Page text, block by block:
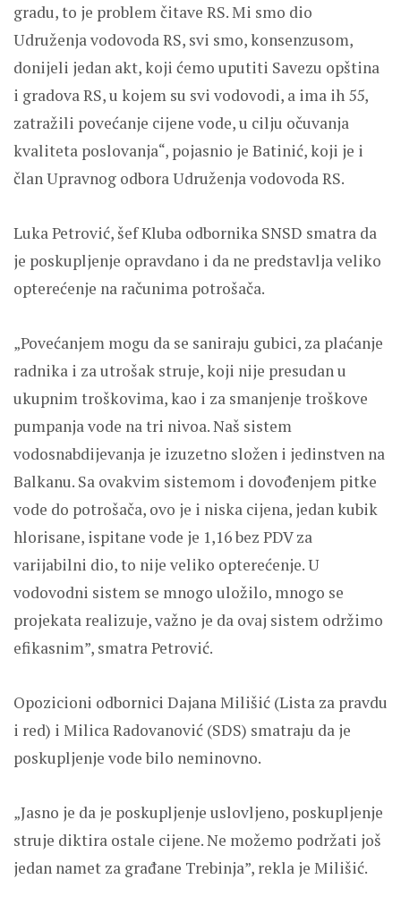
gradu, to je problem čitave RS. Mi smo dio
Udruženja vodovoda RS, svi smo, konsenzusom,
donijeli jedan akt, koji ćemo uputiti Savezu opština
i gradova RS, u kojem su svi vodovodi, a ima ih 55,
zatražili povećanje cijene vode, u cilju očuvanja
kvaliteta poslovanja“, pojasnio je Batinić, koji je i
član Upravnog odbora Udruženja vodovoda RS.
Luka Petrović, šef Kluba odbornika SNSD smatra da
je poskupljenje opravdano i da ne predstavlja veliko
opterećenje na računima potrošača.
„Povećanjem mogu da se saniraju gubici, za plaćanje
radnika i za utrošak struje, koji nije presudan u
ukupnim troškovima, kao i za smanjenje troškove
pumpanja vode na tri nivoa. Naš sistem
vodosnabdijevanja je izuzetno složen i jedinstven na
Balkanu. Sa ovakvim sistemom i dovođenjem pitke
vode do potrošača, ovo je i niska cijena, jedan kubik
hlorisane, ispitane vode je 1,16 bez PDV za
varijabilni dio, to nije veliko opterećenje. U
vodovodni sistem se mnogo uložilo, mnogo se
projekata realizuje, važno je da ovaj sistem održimo
efikasnim”, smatra Petrović.
Opozicioni odbornici Dajana Milišić (Lista za pravdu
i red) i Milica Radovanović (SDS) smatraju da je
poskupljenje vode bilo neminovno.
„Jasno je da je poskupljenje uslovljeno, poskupljenje
struje diktira ostale cijene. Ne možemo podržati još
jedan namet za građane Trebinja”, rekla je Milišić.